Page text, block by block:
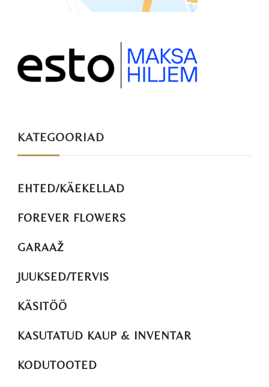
KATEGOORIAD
EHTED/KÄEKELLAD
FOREVER FLOWERS
GARAAŽ
JUUKSED/TERVIS
KÄSITÖÖ
KASUTATUD KAUP & INVENTAR
KODUTOOTED